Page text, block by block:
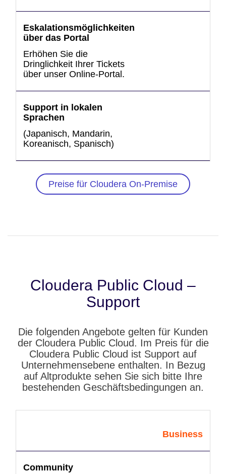
Eskalationsmöglichkeiten
über das Portal
Erhöhen Sie die
Dringlichkeit Ihrer Tickets
über unser Online-Portal.
Support in lokalen
Sprachen
(Japanisch, Mandarin,
Koreanisch, Spanisch)
Preise für Cloudera On-Premise
Cloudera Public Cloud –
Support
Die folgenden Angebote gelten für Kunden
der Cloudera Public Cloud. Im Preis für die
Cloudera Public Cloud ist Support auf
Unternehmensebene enthalten. In Bezug
auf Altprodukte sehen Sie sich bitte Ihre
bestehenden Geschäftsbedingungen an.
Business
Community